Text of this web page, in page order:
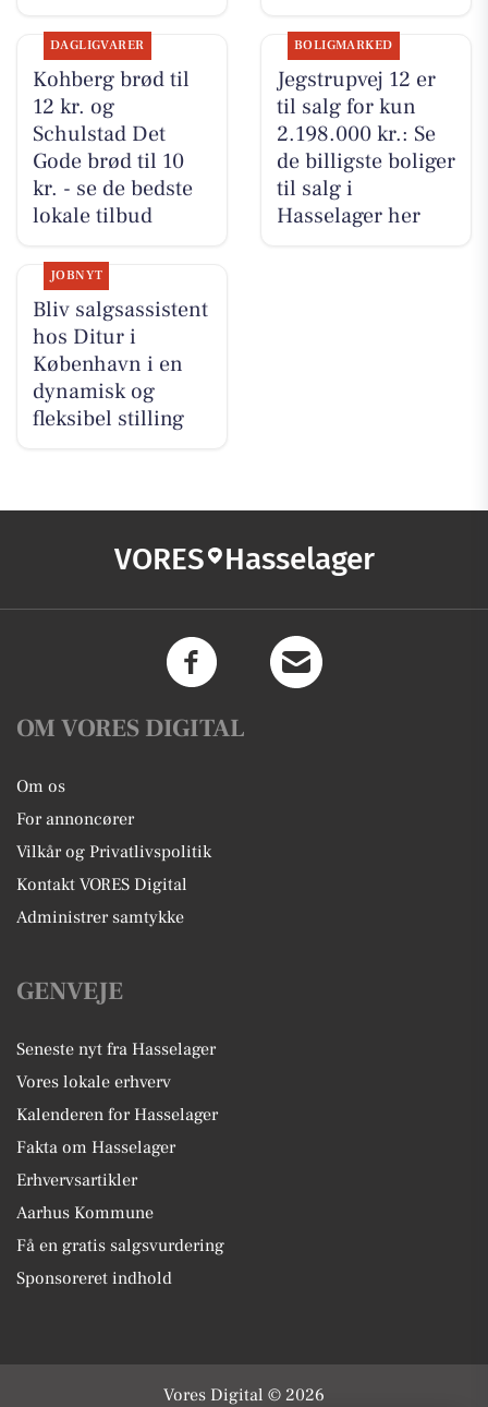
DAGLIGVARER
Kohberg brød til
12 kr. og
Schulstad Det
Gode brød til 10
kr. - se de bedste
lokale tilbud
BOLIGMARKED
Jegstrupvej 12 er
til salg for kun
2.198.000 kr.: Se
de billigste boliger
til salg i
Hasselager her
JOBNYT
Bliv salgsassistent
hos Ditur i
København i en
dynamisk og
fleksibel stilling
VORES Hasselager
OM VORES DIGITAL
Om os
For annoncører
Vilkår og Privatlivspolitik
Kontakt VORES Digital
Administrer samtykke
GENVEJE
Seneste nyt fra Hasselager
Vores lokale erhverv
Kalenderen for Hasselager
Fakta om Hasselager
Erhvervsartikler
Aarhus Kommune
Få en gratis salgsvurdering
Sponsoreret indhold
Vores Digital © 2026